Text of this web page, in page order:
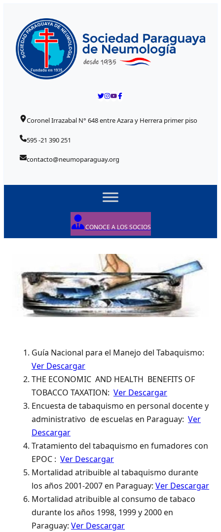
Coronel Irrazabal N° 648 entre Azara y Herrera primer piso
595 -21 390 251
contacto@neumoparaguay.org
CONOCE A LOS SOCIOS
Guía Nacional para el Manejo del Tabaquismo:
Ver Descargar
THE ECONOMIC AND HEALTH BENEFITS OF
TOBACCO TAXATION: Ver Descargar
Encuesta de tabaquismo en personal docente y
administrativo de escuelas en Paraguay: Ver
Descargar
Tratamiento del tabaquismo en fumadores con
EPOC : Ver Descargar
Mortalidad atribuible al tabaquismo durante
los años 2001-2007 en Paraguay: Ver Descargar
Mortalidad atribuible al consumo de tabaco
durante los años 1998, 1999 y 2000 en
Paraguay: Ver Descargar